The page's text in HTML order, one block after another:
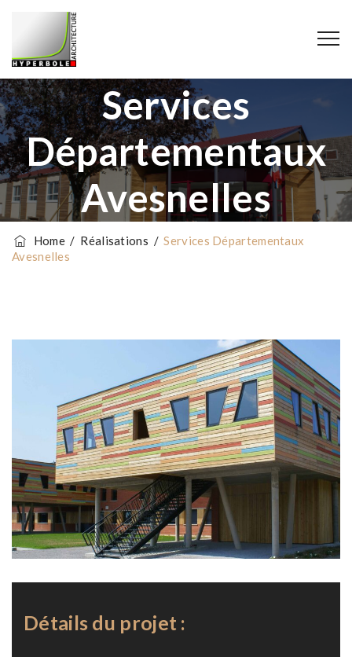
Services
Départementaux
Avesnelles
Home/ Réalisations /Services Départementaux
Avesnelles
Détails du projet :